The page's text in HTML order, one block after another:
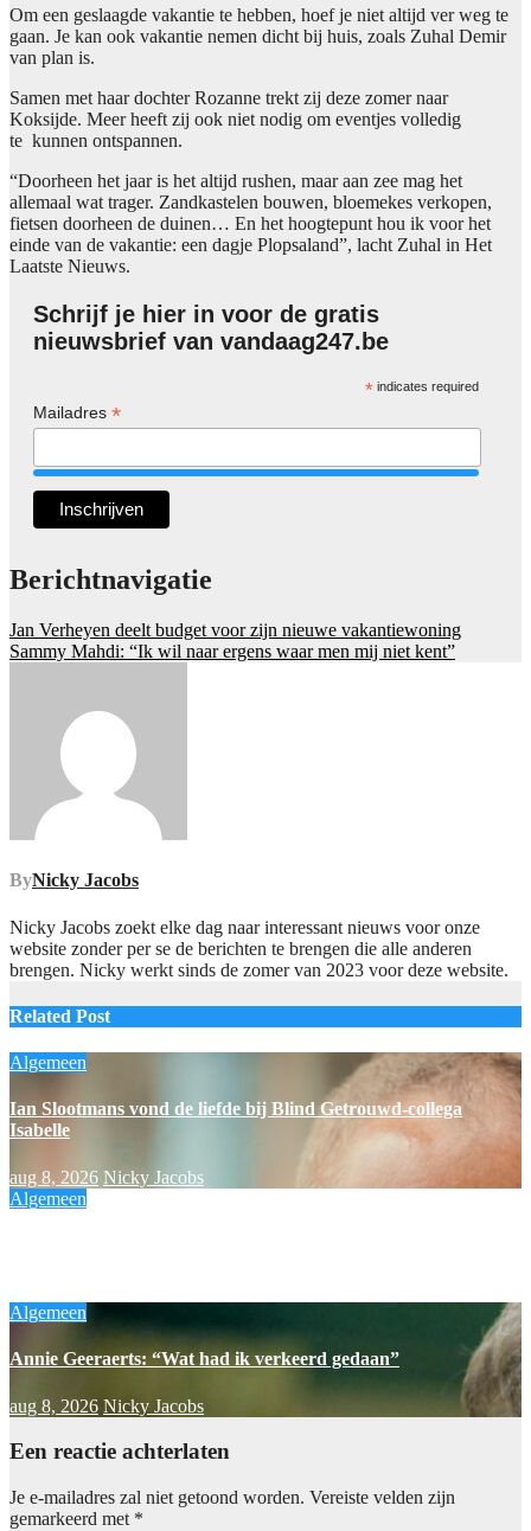
Om een geslaagde vakantie te hebben, hoef je niet altijd ver weg te
gaan. Je kan ook vakantie nemen dicht bij huis, zoals Zuhal Demir
van plan is.
Samen met haar dochter Rozanne trekt zij deze zomer naar
Koksijde. Meer heeft zij ook niet nodig om eventjes volledig
te kunnen ontspannen.
“Doorheen het jaar is het altijd rushen, maar aan zee mag het
allemaal wat trager. Zandkastelen bouwen, bloemekes verkopen,
fietsen doorheen de duinen… En het hoogtepunt hou ik voor het
einde van de vakantie: een dagje Plopsaland”, lacht Zuhal in Het
Laatste Nieuws.
Schrijf je hier in voor de gratis
nieuwsbrief van vandaag247.be
* indicates required
Mailadres *
Berichtnavigatie
Jan Verheyen deelt budget voor zijn nieuwe vakantiewoning
Sammy Mahdi: “Ik wil naar ergens waar men mij niet kent”
ByNicky Jacobs
Nicky Jacobs zoekt elke dag naar interessant nieuws voor onze
website zonder per se de berichten te brengen die alle anderen
brengen. Nicky werkt sinds de zomer van 2023 voor deze website.
Related Post
Algemeen
Ian Slootmans vond de liefde bij Blind Getrouwd-collega
Isabelle
aug 8, 2026 Nicky Jacobs
Algemeen
Algemeen
Annie Geeraerts: “Wat had ik verkeerd gedaan”
aug 8, 2026 Nicky Jacobs
Een reactie achterlaten
Je e-mailadres zal niet getoond worden. Vereiste velden zijn
gemarkeerd met *